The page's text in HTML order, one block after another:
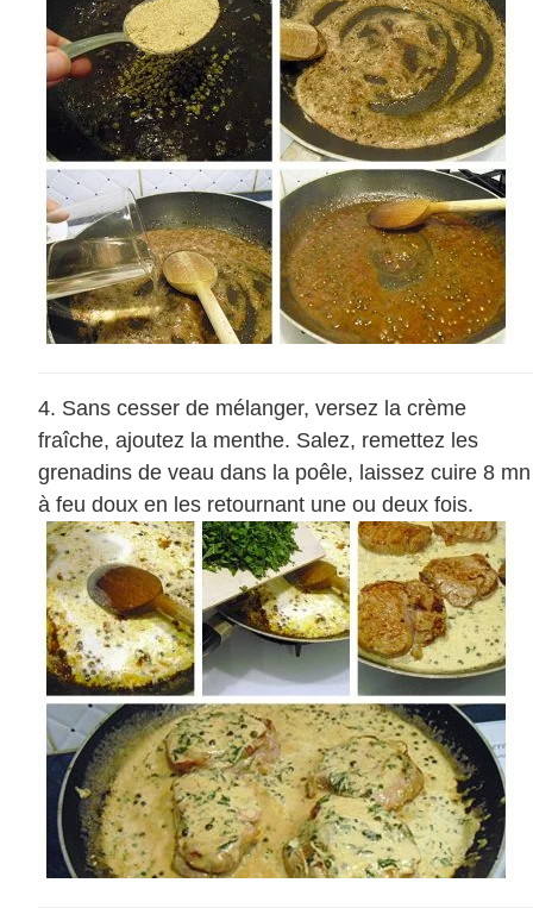
Sans cesser de mélanger, versez la crème
fraîche, ajoutez la menthe. Salez, remettez les
grenadins de veau dans la poêle, laissez cuire 8 mn
à feu doux en les retournant une ou deux fois.